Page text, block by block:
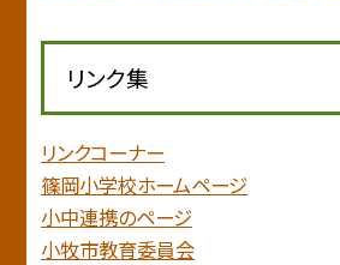
リンク集
リンクコーナー
篠岡小学校ホームページ
小中連携のページ
小牧市教育委員会